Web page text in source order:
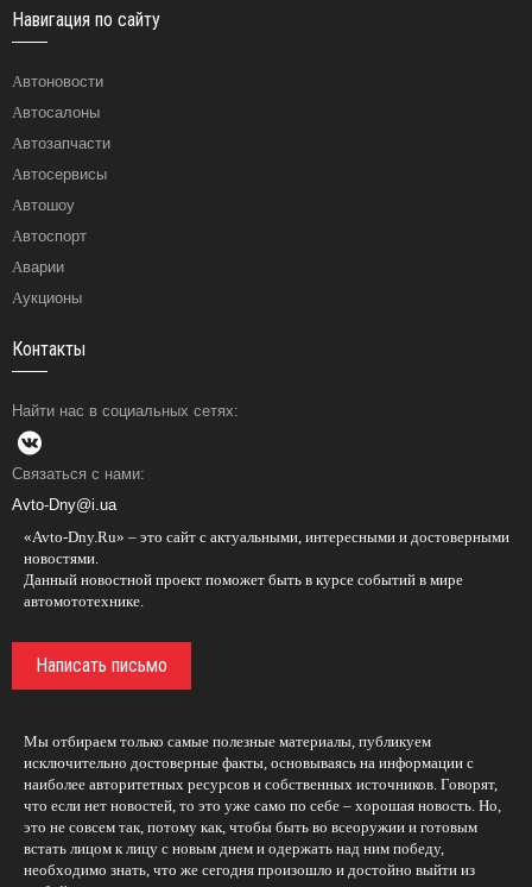
Навигация по сайту
Автоновости
Автосалоны
Автозапчасти
Автосервисы
Автошоу
Автоспорт
Аварии
Аукционы
Контакты
Найти нас в социальных сетях:
Связаться с нами:
Avto-Dny@i.ua
«Avto-Dny.Ru» – это сайт с актуальными, интересными и достоверными
новостями.
Данный новостной проект поможет быть в курсе событий в мире
автомототехнике.
Написать письмо
Мы отбираем только самые полезные материалы, публикуем
исключительно достоверные факты, основываясь на информации с
наиболее авторитетных ресурсов и собственных источников. Говорят,
что если нет новостей, то это уже само по себе – хорошая новость. Но,
это не совсем так, потому как, чтобы быть во всеоружии и готовым
встать лицом к лицу с новым днем и одержать над ним победу,
необходимо знать, что же сегодня произошло и достойно выйти из